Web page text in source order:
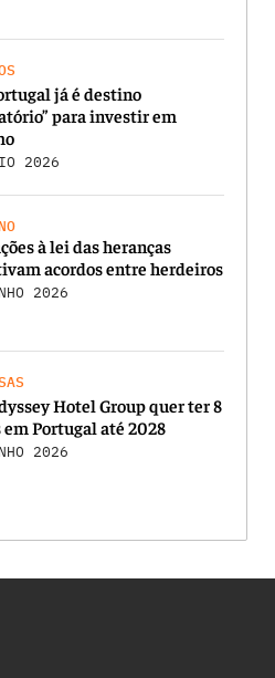
já é destino
para investir em
2026
à lei das heranças
acordos entre herdeiros
2026
Hotel Group quer ter 8
Portugal até 2028
2026